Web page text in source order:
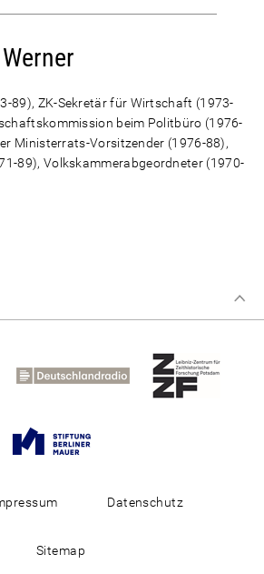
89), ZK-Sekretär für Wirtschaft (1973-
beim Politbüro (1976-
Ministerrats-Vorsitzender (1976-88),
89), Volkskammerabgeordneter (1970-
Datenschutz
Sitemap